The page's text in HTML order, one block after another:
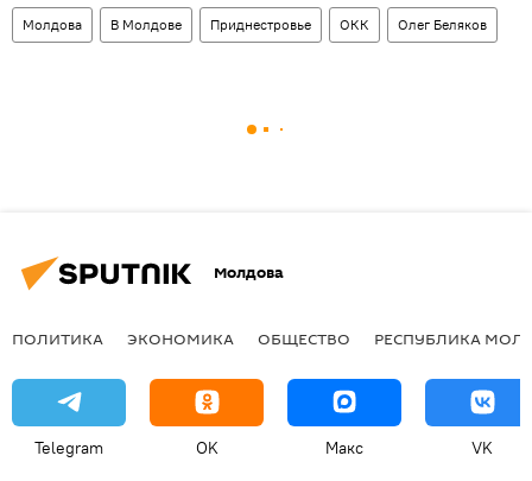
Молдова В Молдове Приднестровье ОКК Олег Беляков
Молдова
ПОЛИТИКА ЭКОНОМИКА ОБЩЕСТВО РЕСПУБЛИКА
Telegram OK Макс VK